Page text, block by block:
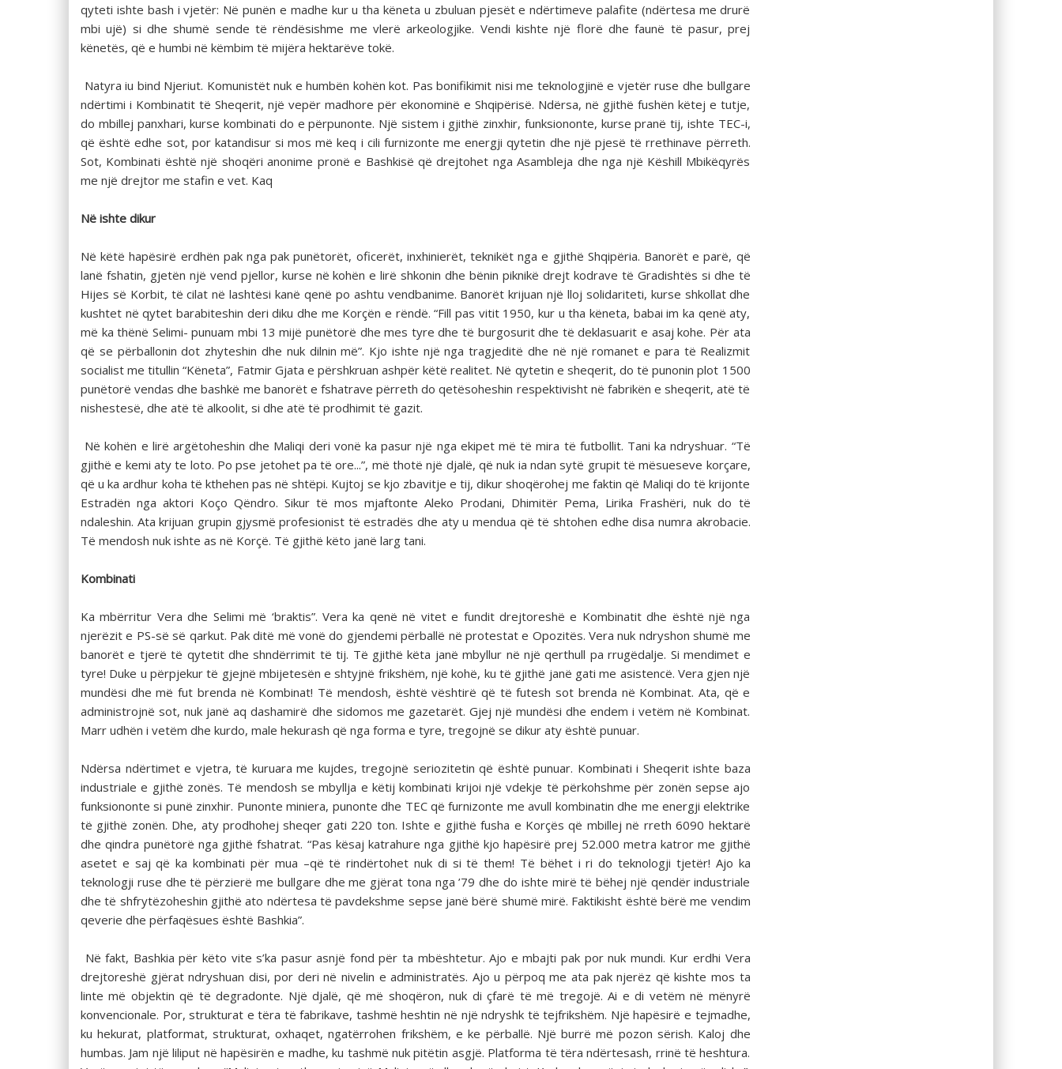
qyteti ishte bash i vjetër: Në punën e madhe kur u tha këneta u zbuluan pjesët e ndërtimeve palafite (ndërtesa me drurë
mbi ujë) si dhe shumë sende të rëndësishme me vlerë arkeologjike. Vendi kishte një florë dhe faunë të pasur, prej
kënetës, që e humbi në këmbim të mijëra hektarëve tokë.
Natyra iu bind Njeriut. Komunistët nuk e humbën kohën kot. Pas bonifikimit nisi me teknologjinë e vjetër ruse dhe bullgare
ndërtimi i Kombinatit të Sheqerit, një vepër madhore për ekonominë e Shqipërisë. Ndërsa, në gjithë fushën këtej e tutje,
do mbillej panxhari, kurse kombinati do e përpunonte. Një sistem i gjithë zinxhir, funksiononte, kurse pranë tij, ishte TEC-i,
që është edhe sot, por katandisur si mos më keq i cili furnizonte me energji qytetin dhe një pjesë të rrethinave përreth.
Sot, Kombinati është një shoqëri anonime pronë e Bashkisë që drejtohet nga Asambleja dhe nga një Këshill Mbikëqyrës
me një drejtor me stafin e vet. Kaq
Në ishte dikur
Në këtë hapësirë erdhën pak nga pak punëtorët, oficerët, inxhinierët, teknikët nga e gjithë Shqipëria. Banorët e parë, që
lanë fshatin, gjetën një vend pjellor, kurse në kohën e lirë shkonin dhe bënin piknikë drejt kodrave të Gradishtës si dhe të
Hijes së Korbit, të cilat në lashtësi kanë qenë po ashtu vendbanime. Banorët krijuan një lloj solidariteti, kurse shkollat dhe
kushtet në qytet barabiteshin deri diku dhe me Korçën e rëndë. “Fill pas vitit 1950, kur u tha këneta, babai im ka qenë aty,
më ka thënë Selimi- punuam mbi 13 mijë punëtorë dhe mes tyre dhe të burgosurit dhe të deklasuarit e asaj kohe. Për ata
që se përballonin dot zhyteshin dhe nuk dilnin më”. Kjo ishte një nga tragjeditë dhe në një romanet e para të Realizmit
socialist me titullin “Këneta”, Fatmir Gjata e përshkruan ashpër këtë realitet. Në qytetin e sheqerit, do të punonin plot 1500
punëtorë vendas dhe bashkë me banorët e fshatrave përreth do qetësoheshin respektivisht në fabrikën e sheqerit, atë të
nishestesë, dhe atë të alkoolit, si dhe atë të prodhimit të gazit.
Në kohën e lirë argëtoheshin dhe Maliqi deri vonë ka pasur një nga ekipet më të mira të futbollit. Tani ka ndryshuar. “Të
gjithë e kemi aty te loto. Po pse jetohet pa të ore...”, më thotë një djalë, që nuk ia ndan sytë grupit të mësueseve korçare,
që u ka ardhur koha të kthehen pas në shtëpi. Kujtoj se kjo zbavitje e tij, dikur shoqërohej me faktin që Maliqi do të krijonte
Estradën nga aktori Koço Qëndro. Sikur të mos mjaftonte Aleko Prodani, Dhimitër Pema, Lirika Frashëri, nuk do të
ndaleshin. Ata krijuan grupin gjysmë profesionist të estradës dhe aty u mendua që të shtohen edhe disa numra akrobacie.
Të mendosh nuk ishte as në Korçë. Të gjithë këto janë larg tani.
Kombinati
Ka mbërritur Vera dhe Selimi më ‘braktis”. Vera ka qenë në vitet e fundit drejtoreshë e Kombinatit dhe është një nga
njerëzit e PS-së së qarkut. Pak ditë më vonë do gjendemi përballë në protestat e Opozitës. Vera nuk ndryshon shumë me
banorët e tjerë të qytetit dhe shndërrimit të tij. Të gjithë këta janë mbyllur në një qerthull pa rrugëdalje. Si mendimet e
tyre! Duke u përpjekur të gjejnë mbijetesën e shtyjnë frikshëm, një kohë, ku të gjithë janë gati me asistencë. Vera gjen një
mundësi dhe më fut brenda në Kombinat! Të mendosh, është vështirë që të futesh sot brenda në Kombinat. Ata, që e
administrojnë sot, nuk janë aq dashamirë dhe sidomos me gazetarët. Gjej një mundësi dhe endem i vetëm në Kombinat.
Marr udhën i vetëm dhe kurdo, male hekurash që nga forma e tyre, tregojnë se dikur aty është punuar.
Ndërsa ndërtimet e vjetra, të kuruara me kujdes, tregojnë seriozitetin që është punuar. Kombinati i Sheqerit ishte baza
industriale e gjithë zonës. Të mendosh se mbyllja e këtij kombinati krijoi një vdekje të përkohshme për zonën sepse ajo
funksiononte si punë zinxhir. Punonte miniera, punonte dhe TEC që furnizonte me avull kombinatin dhe me energji elektrike
të gjithë zonën. Dhe, aty prodhohej sheqer gati 220 ton. Ishte e gjithë fusha e Korçës që mbillej në rreth 6090 hektarë
dhe qindra punëtorë nga gjithë fshatrat. “Pas kësaj katrahure nga gjithë kjo hapësirë prej 52.000 metra katror me gjithë
asetet e saj që ka kombinati për mua –që të rindërtohet nuk di si të them! Të bëhet i ri do teknologji tjetër! Ajo ka
teknologji ruse dhe të përzierë me bullgare dhe me gjërat tona nga ’79 dhe do ishte mirë të bëhej një qendër industriale
dhe të shfrytëzoheshin gjithë ato ndërtesa të pavdekshme sepse janë bërë shumë mirë. Faktikisht është bërë me vendim
qeverie dhe përfaqësues është Bashkia”.
Në fakt, Bashkia për këto vite s’ka pasur asnjë fond për ta mbështetur. Ajo e mbajti pak por nuk mundi. Kur erdhi Vera
drejtoreshë gjërat ndryshuan disi, por deri në nivelin e administratës. Ajo u përpoq me ata pak njerëz që kishte mos ta
linte më objektin që të degradonte. Një djalë, që më shoqëron, nuk di çfarë të më tregojë. Ai e di vetëm në mënyrë
konvencionale. Por, strukturat e tëra të fabrikave, tashmë heshtin në një ndryshk të tejfrikshëm. Një hapësirë e tejmadhe,
ku hekurat, platformat, strukturat, oxhaqet, ngatërrohen frikshëm, e ke përballë. Një burrë më pozon sërish. Kaloj dhe
humbas. Jam një liliput në hapësirën e madhe, ku tashmë nuk pitëtin asgjë. Platforma të tëra ndërtesash, rrinë të heshtura.